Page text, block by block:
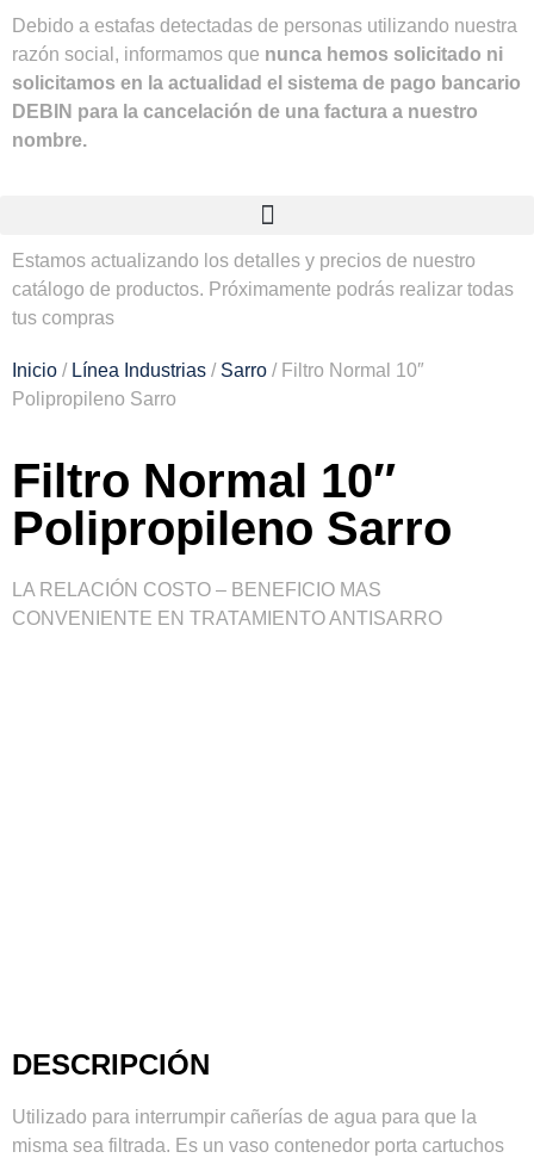
Debido a estafas detectadas de personas utilizando nuestra
razón social, informamos que nunca hemos solicitado ni
solicitamos en la actualidad el sistema de pago bancario
DEBIN para la cancelación de una factura a nuestro
nombre.
Estamos actualizando los detalles y precios de nuestro
catálogo de productos. Próximamente podrás realizar todas
tus compras
Inicio / Línea Industrias / Sarro / Filtro Normal 10″
Polipropileno Sarro
Filtro Normal 10″
Polipropileno Sarro
LA RELACIÓN COSTO – BENEFICIO MAS
CONVENIENTE EN TRATAMIENTO ANTISARRO
DESCRIPCIÓN
Utilizado para interrumpir cañerías de agua para que la
misma sea filtrada. Es un vaso contenedor porta cartuchos